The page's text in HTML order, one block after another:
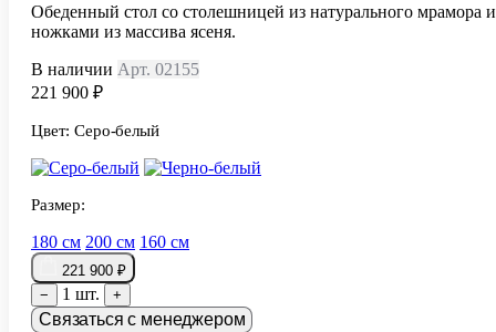
Обеденный стол со столешницей из натурального мрамора и
ножками из массива ясеня.
В наличии Арт. 02155
221 900 ₽
Цвет: Серо-белый
Размер:
180 см 200 см 160 см
221 900 ₽
−
1 шт. +
Связаться с менеджером